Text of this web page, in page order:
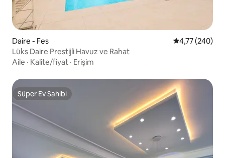
Daire - Fes 5 üzerinden
4,77 (240)
Lüks Daire Prestijli Havuz ve Rahat
Aile · Kalite/fiyat · Erişim
Süper Ev Sahibi
Süper Ev Sahibi